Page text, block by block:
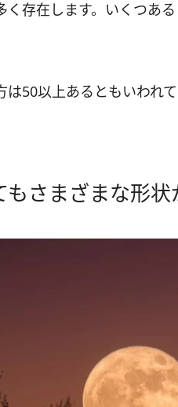
く存在します。いくつ
50以上あるともいわれて
もさまざまな形状